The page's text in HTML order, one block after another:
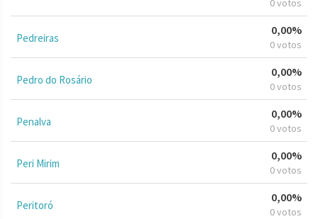
Pedreiras
0,00%
0 votos
Pedro do Rosário
0,00%
0 votos
Penalva
0,00%
0 votos
Peri Mirim
0,00%
0 votos
Peritoró
0,00%
0 votos